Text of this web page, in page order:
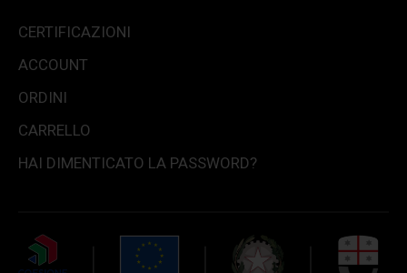
CERTIFICAZIONI
ACCOUNT
ORDINI
CARRELLO
HAI DIMENTICATO LA PASSWORD?